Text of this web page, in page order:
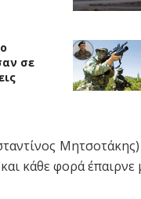
σε
Μητσοτάκης)
κάθε φορά